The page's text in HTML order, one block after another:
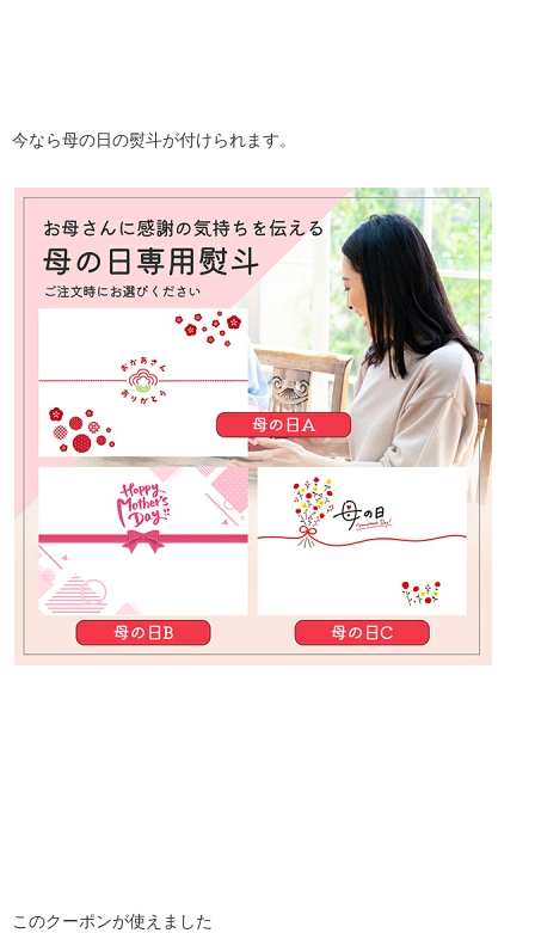
今なら母の日の熨斗が付けられます。
このクーポンが使えました